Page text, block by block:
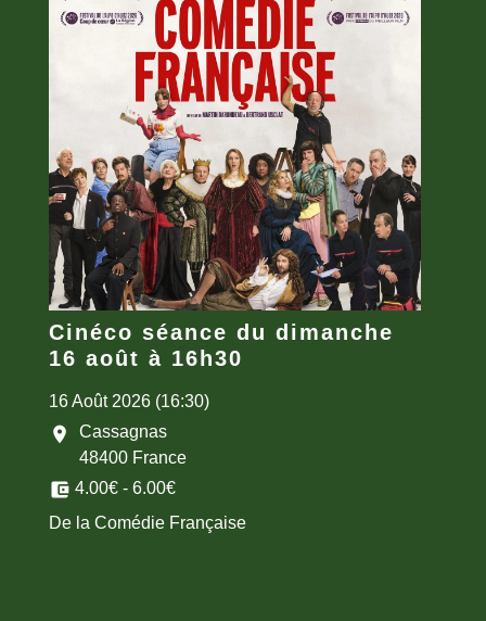
Cinéco séance du dimanche
16 août à 16h30
16 Août 2026 (16:30)
location_on
Cassagnas
48400 France
account_balance_wallet 4.00€ - 6.00€
De la Comédie Française